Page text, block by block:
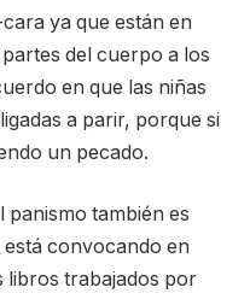
ya que están en
del cuerpo a los
en que las niñas
a parir, porque si
un pecado.
panismo también es
convocando en
libros trabajados por